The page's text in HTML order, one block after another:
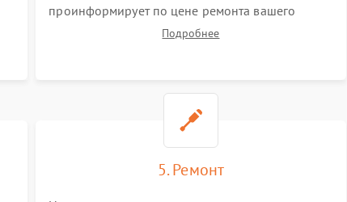
проинформирует по цене ремонта вашего
виброметра а также ответит на все ваши
Подробнее
5. Ремонт